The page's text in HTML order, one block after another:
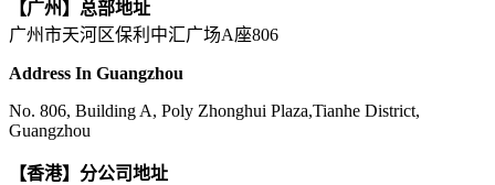
【广州】总部地址
广州市天河区保利中汇广场A座806
Address In Guangzhou
No. 806, Building A, Poly Zhonghui Plaza,Tianhe District,
Guangzhou
【香港】分公司地址